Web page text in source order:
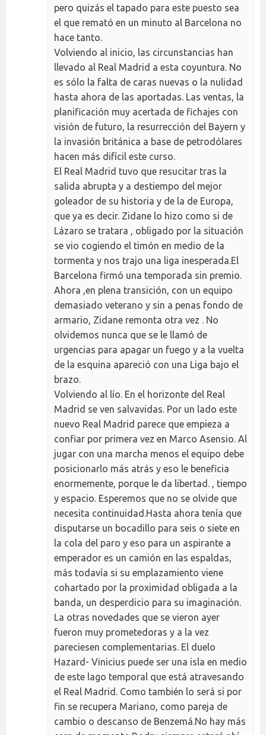
pero quizás el tapado para este puesto sea
el que remató en un minuto al Barcelona no
hace tanto.
Volviendo al inicio, las circunstancias han
llevado al Real Madrid a esta coyuntura. No
es sólo la falta de caras nuevas o la nulidad
hasta ahora de las aportadas. Las ventas, la
planificación muy acertada de fichajes con
visión de futuro, la resurrección del Bayern y
la invasión británica a base de petrodólares
hacen más difícil este curso.
El Real Madrid tuvo que resucitar tras la
salida abrupta y a destiempo del mejor
goleador de su historia y de la de Europa,
que ya es decir. Zidane lo hizo como si de
Lázaro se tratara , obligado por la situación
se vio cogiendo el timón en medio de la
tormenta y nos trajo una liga inesperada.El
Barcelona firmó una temporada sin premio.
Ahora ,en plena transición, con un equipo
demasiado veterano y sin a penas fondo de
armario, Zidane remonta otra vez . No
olvidemos nunca que se le llamó de
urgencias para apagar un fuego y a la vuelta
de la esquina apareció con una Liga bajo el
brazo.
Volviendo al lío. En el horizonte del Real
Madrid se ven salvavidas. Por un lado este
nuevo Real Madrid parece que empieza a
confiar por primera vez en Marco Asensio. Al
jugar con una marcha menos el equipo debe
posicionarlo más atrás y eso le beneficia
enormemente, porque le da libertad. , tiempo
y espacio. Esperemos que no se olvide que
necesita continuidad.Hasta ahora tenía que
disputarse un bocadillo para seis o siete en
la cola del paro y eso para un aspirante a
emperador es un camión en las espaldas,
más todavía si su emplazamiento viene
cohartado por la proximidad obligada a la
banda, un desperdicio para su imaginación.
La otras novedades que se vieron ayer
fueron muy prometedoras y a la vez
pareciesen complementarias. El duelo
Hazard- Vinicius puede ser una isla en medio
de este lago temporal que está atravesando
el Real Madrid. Como también lo será si por
fin se recupera Mariano, como pareja de
cambio o descanso de Benzemá.No hay más